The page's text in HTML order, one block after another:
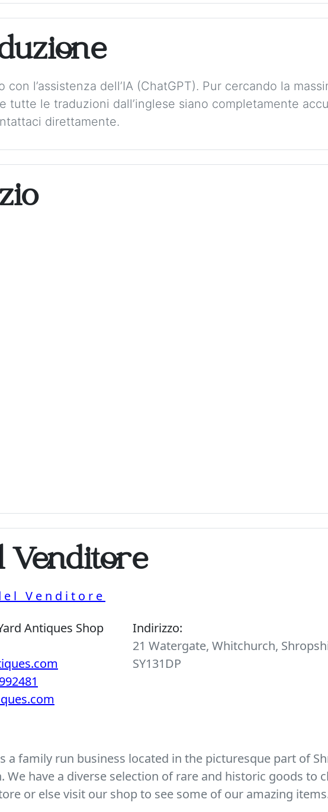
l’assistenza dell’IA (ChatGPT). Pur cercando la
tutte le traduzioni dall’inglese siano completamente
direttamente.
Venditore
Venditore
Antiques Shop
Indirizzo:
21 Watergate, Whitchurch,
SY131DP
a family run business located in the picturesque part of
We have a diverse selection of rare and historic goods to
or else visit our shop to see some of our amazing